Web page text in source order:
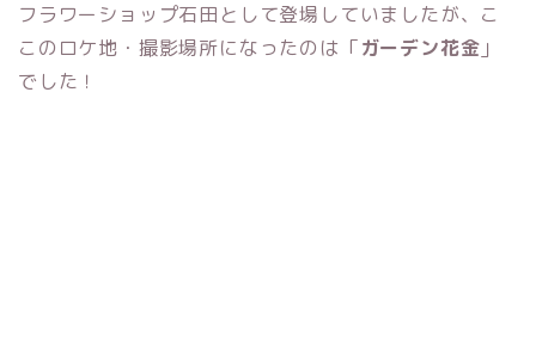
フラワーショップ石田として登場していましたが、こ
このロケ地・撮影場所になったのは「ガーデン花金 」
でした！